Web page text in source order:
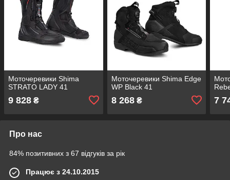
Моточеревики Shima
STRATO LADY 41
9 828 ₴
Моточеревики Shima Edge
WP Black 41
8 268₴ 7
Про нас
84% позитивних з 67 відгуків за рік
Працює з 24.10.2015